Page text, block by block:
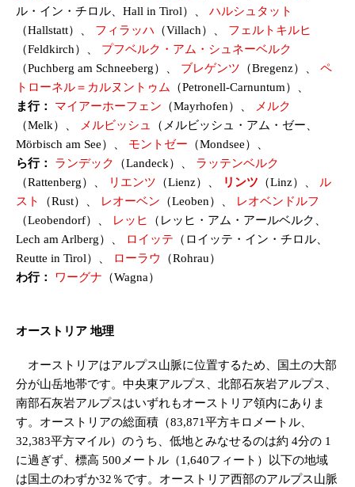
ル・イン・チロル、Hall in Tirol）、 ハルシュタット
（Hallstatt）、 フィラッハ （Villach）、 フェルトキルヒ
（Feldkirch）、 プフベルク・アム・シュネーベルク
（Puchberg am Schneeberg）、 ブレゲンツ （Bregenz）、 ペ
トローネル＝カルヌントゥム （Petronell-Carnuntum）、
ま行：
マイアーホーフェン （Mayrhofen）、
メルク
（Melk）、
メルビッシュ
（メルビッシュ・アム・ゼー、
Mörbisch am See）、 モントゼー （Mondsee）、
ら行：
ランデック （Landeck）、 ラッテンベルク
（Rattenberg）、
リエンツ （Lienz）、 リンツ （Linz）、 ル
スト
（Rust）、 レオーベン （Leoben）、
レオベンドルフ
（Leobendorf）、
レッヒ
（レッヒ・アム・アールベルク、
Lech am Arlberg）、
ロイッテ （ロイッテ・イン・チロル、
Reutte in Tirol）、
ローラウ
（Rohrau）
わ行：
ワーグナ （Wagna）
オーストリア 地理
オーストリアはアルプス山脈に位置するため、国土の大部
分が山岳地帯です。中央東アルプス、北部石灰岩アルプス、
南部石灰岩アルプスはいずれもオーストリア領内にありま
す。オーストリアの総面積（83,871平方キロメートル、
32,383平方マイル）のうち、低地とみなせるのは約 4分の 1
に過ぎず、標高 500メートル（1,640フィート）以下の地域
は国土のわずか32％です。オーストリア西部のアルプス山脈